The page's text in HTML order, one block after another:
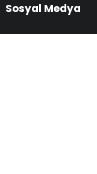
Sosyal Medya